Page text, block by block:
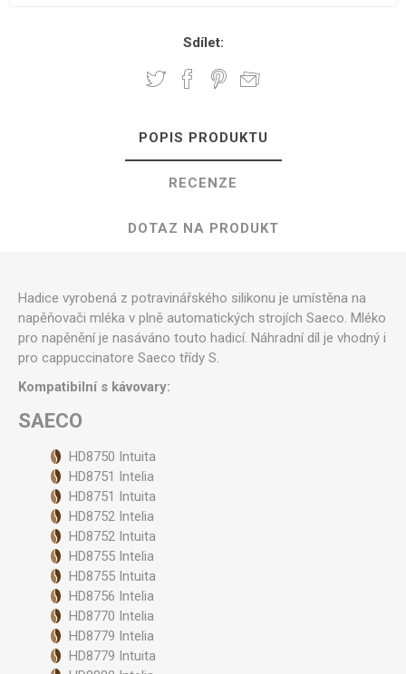
Sdílet:
POPIS PRODUKTU
RECENZE
DOTAZ NA PRODUKT
Hadice vyrobená z potravinářského silikonu je umístěna na
napěňovači mléka v plně automatických strojích Saeco. Mléko
pro napěnění je nasáváno touto hadicí. Náhradní díl je vhodný i
pro cappuccinatore Saeco třídy S.
Kompatibilní s kávovary:
SAECO
HD8750 Intuita
HD8751 Intelia
HD8751 Intuita
HD8752 Intelia
HD8752 Intuita
HD8755 Intelia
HD8755 Intuita
HD8756 Intelia
HD8770 Intelia
HD8779 Intelia
HD8779 Intuita